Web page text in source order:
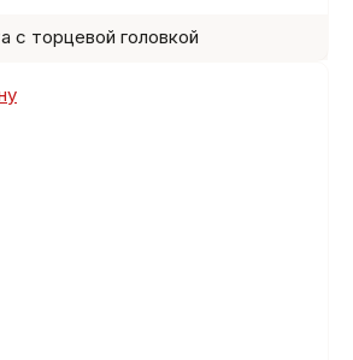
с торцевой головкой